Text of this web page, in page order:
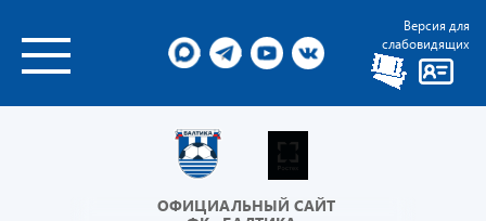
Версия для
слабовидящих
ОФИЦИАЛЬНЫЙ САЙТ